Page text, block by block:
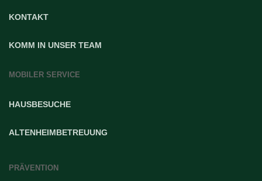
KONTAKT
KOMM IN UNSER TEAM
MOBILER SERVICE
HAUSBESUCHE
ALTENHEIMBETREUUNG
PRÄVENTION